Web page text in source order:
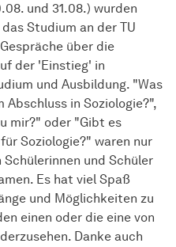
und 31.08.) wurden
Studium an der TU
über die
der 'Einstieg' in
und Ausbildung. "Was
in Soziologie?",
mir?" oder "Gibt es
Soziologie?" waren nur
und Schüler
Es hat viel Spaß
und Möglichkeiten zu
einen oder die eine von
Danke auch